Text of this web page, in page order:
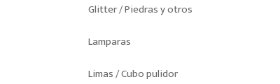
Glitter / Piedras y otros
Lamparas
Limas / Cubo pulidor